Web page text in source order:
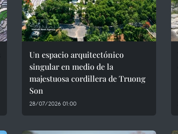
Un espacio arquitectónico
singular en medio de la
majestuosa cordillera de Truong
Son
28/07/2026 01:00